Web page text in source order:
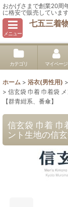
おかげさまで創業20周
に格安で販売しています
メニュー
七五三着
カテゴリ マイページ
ホーム > 浴衣(男性用) >
> 信玄袋 巾着 巾着袋
【群青紺系、番傘】
信玄袋 巾着 巾
ント生地の信